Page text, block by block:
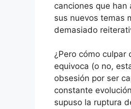
canciones que han
sus nuevos temas
demasiado
¿Pero cómo
equivoca (o no,
obsesión por ser
constante
supuso la ruptura